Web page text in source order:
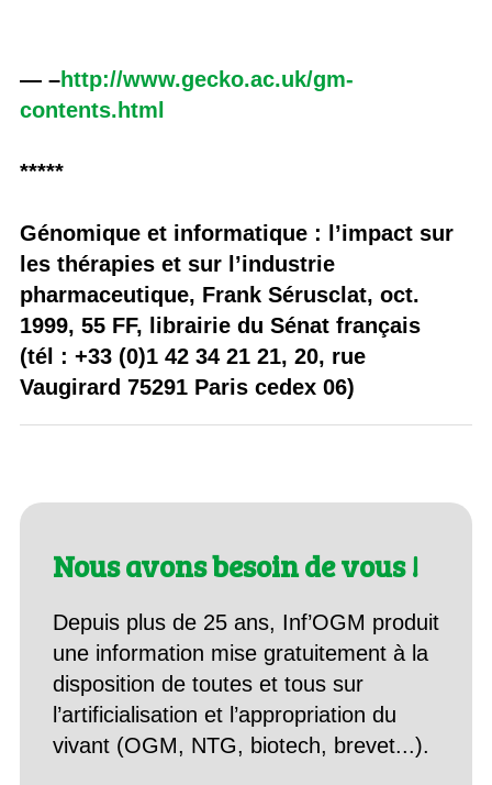
— –http://www.gecko.ac.uk/gm-
contents.html
*****
Génomique et informatique : l’impact sur
les thérapies et sur l’industrie
pharmaceutique, Frank Sérusclat, oct.
1999, 55 FF, librairie du Sénat français
(tél : +33 (0)1 42 34 21 21, 20, rue
Vaugirard 75291 Paris cedex 06)
Nous avons besoin de vous !
Depuis plus de 25 ans, Inf’OGM produit
une information mise gratuitement à la
disposition de toutes et tous sur
l’artificialisation et l’appropriation du
vivant (OGM, NTG, biotech, brevet...).